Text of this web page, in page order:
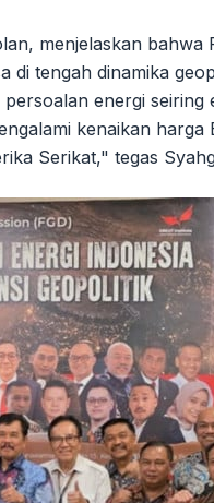
menjelaskan bahwa
di tengah dinamika
energi
kenaikan harga
Serikat," tegas